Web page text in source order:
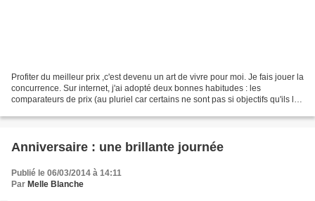
Profiter du meilleur prix ,c'est devenu un art de vivre pour moi. Je fais jouer la
concurrence. Sur internet, j'ai adopté deux bonnes habitudes : les
comparateurs de prix (au pluriel car certains ne sont pas si objectifs qu'ils le
Anniversaire : une brillante journée
Publié le 06/03/2014 à 14:11
Par Melle Blanche